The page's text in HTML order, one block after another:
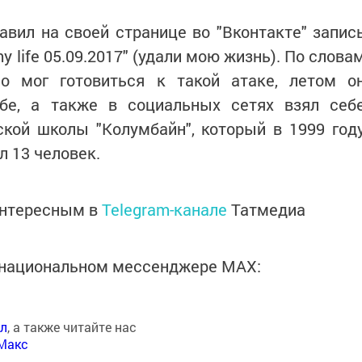
на своей странице во "Вконтакте"
life 05.09.2017" (удали мою жизнь). По
мог готовиться к такой атаке, летом
а также в социальных сетях взял
школы "Колумбайн", который в 1999
13 человек.
вTelegram-канале Татмедиа
мессенджере MАХ:
, а также читайте нас